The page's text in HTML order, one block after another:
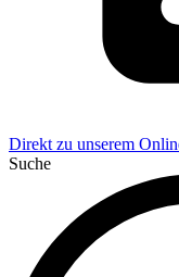
Direkt zu unserem
Suche